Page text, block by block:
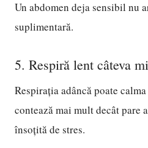
Un abdomen deja sensibil nu
suplimentară.
5. Respiră lent câteva
Respirația adâncă poate
contează mai mult decât pare
însoțită de stres.